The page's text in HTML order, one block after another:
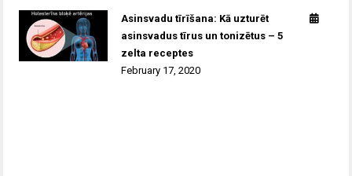
Asinsvadu tīrīšana: Kā uzturēt
asinsvadus tīrus un tonizētus – 5
zelta receptes
February 17, 2020